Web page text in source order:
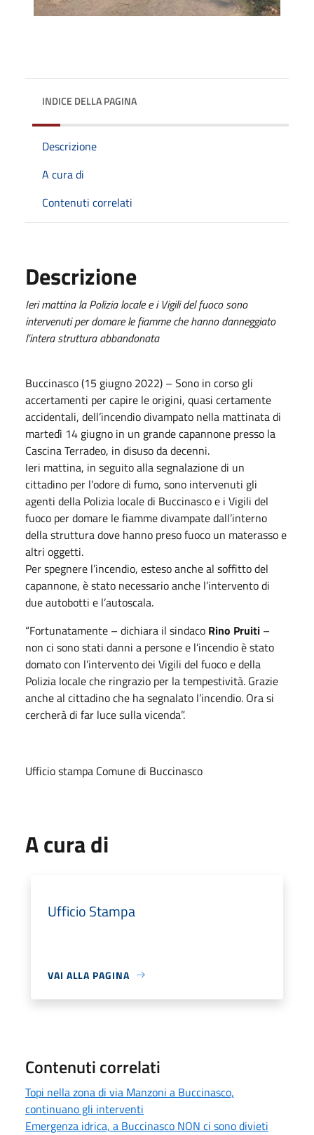
INDICE DELLA PAGINA
Descrizione
A cura di
Contenuti correlati
Descrizione
Ieri mattina la Polizia locale e i Vigili del fuoco sono
intervenuti per domare le fiamme che hanno danneggiato
l’intera struttura abbandonata
Buccinasco (15 giugno 2022) – Sono in corso gli
accertamenti per capire le origini, quasi certamente
accidentali, dell’incendio divampato nella mattinata di
martedì 14 giugno in un grande capannone presso la
Cascina Terradeo, in disuso da decenni.
Ieri mattina, in seguito alla segnalazione di un
cittadino per l’odore di fumo, sono intervenuti gli
agenti della Polizia locale di Buccinasco e i Vigili del
fuoco per domare le fiamme divampate dall’interno
della struttura dove hanno preso fuoco un materasso e
altri oggetti.
Per spegnere l’incendio, esteso anche al soffitto del
capannone, è stato necessario anche l’intervento di
due autobotti e l’autoscala.
“Fortunatamente – dichiara il sindaco Rino Pruiti –
non ci sono stati danni a persone e l’incendio è stato
domato con l’intervento dei Vigili del fuoco e della
Polizia locale che ringrazio per la tempestività. Grazie
anche al cittadino che ha segnalato l’incendio. Ora si
cercherà di far luce sulla vicenda”.
Ufficio stampa Comune di Buccinasco
A cura di
Ufficio Stampa
VAI ALLA PAGINA
Contenuti correlati
Topi nella zona di via Manzoni a Buccinasco,
continuano gli interventi
Emergenza idrica, a Buccinasco NON ci sono divieti